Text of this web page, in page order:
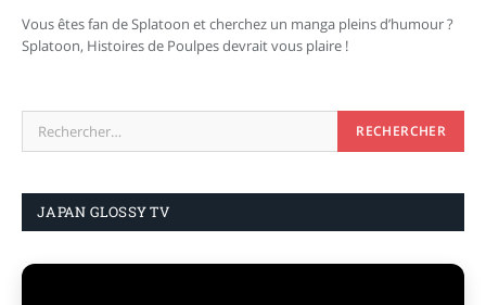
Vous êtes fan de Splatoon et cherchez un manga pleins d’humour ?
Splatoon, Histoires de Poulpes devrait vous plaire !
JAPAN GLOSSY TV